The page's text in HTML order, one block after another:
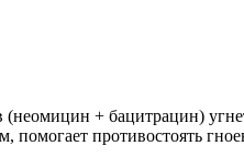
+ бацитрацин)
противостоять